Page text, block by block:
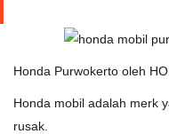
Honda Purwokerto oleh
Honda mobil adalah merk
rusak.